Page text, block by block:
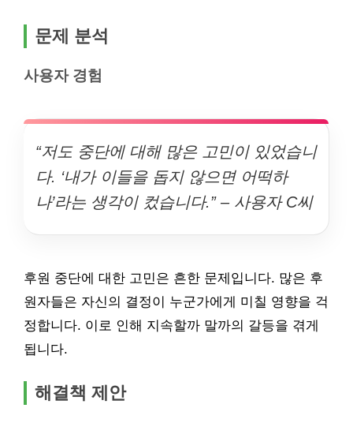
문제 분석
사용자 경험
“저도 중단에 대해 많은 고민이 있었습니
다. ‘내가 이들을 돕지 않으면 어떡하
나’라는 생각이 컸습니다.” – 사용자 C씨
후원 중단에 대한 고민은 흔한 문제입니다. 많은 후
원자들은 자신의 결정이 누군가에게 미칠 영향을 걱
정합니다. 이로 인해 지속할까 말까의 갈등을 겪게
됩니다.
해결책 제안